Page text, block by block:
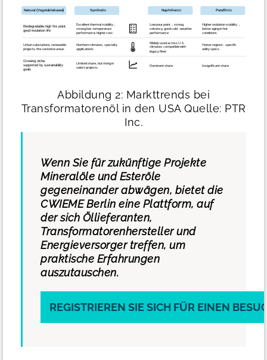
Abbildung 2: Markttrends bei
Transformatorenöl in den USAQuelle: PTR
Inc.
Wenn Sie für zukünftige Projekte
Mineralöle und Esteröle
gegeneinander abwägen, bietet die
CWIEME Berlin eine Plattform, auf
der sich Öllieferanten,
Transformatorenhersteller und
Energieversorger treffen, um
praktische Erfahrungen
auszutauschen.
REGISTRIEREN SIE SICH FÜR EINEN